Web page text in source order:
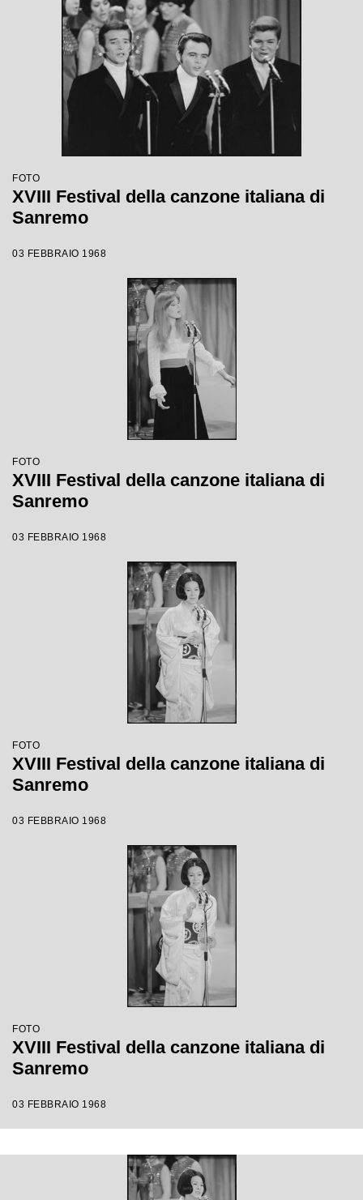
FOTO
XVIII Festival della canzone italiana di
Sanremo
03 FEBBRAIO 1968
FOTO
XVIII Festival della canzone italiana di
Sanremo
03 FEBBRAIO 1968
FOTO
XVIII Festival della canzone italiana di
Sanremo
03 FEBBRAIO 1968
FOTO
XVIII Festival della canzone italiana di
Sanremo
03 FEBBRAIO 1968